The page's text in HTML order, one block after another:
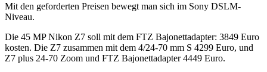
Mit den geforderten Preisen bewegt man sich im Sony DSLM-
Niveau.
Die 45 MP Nikon Z7 soll mit dem FTZ Bajonettadapter: 3849 Euro
kosten. Die Z7 zusammen mit dem 4/24-70 mm S 4299 Euro, und
Z7 plus 24-70 Zoom und FTZ Bajonettadapter 4449 Euro.